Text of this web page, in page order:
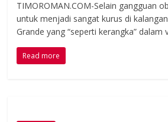
TIMOROMAN.COM-Selain gangguan
untuk menjadi sangat kurus di
Grande yang “seperti kerangka” dalam
Read more